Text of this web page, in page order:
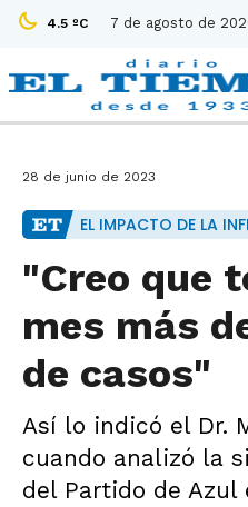
4.5 ºC 7 de agosto de
28 de junio de 2023
EL IMPACTO DE LA
"Creo que
mes más
de casos"
Así lo indicó el Dr.
cuando analizó la
del Partido de